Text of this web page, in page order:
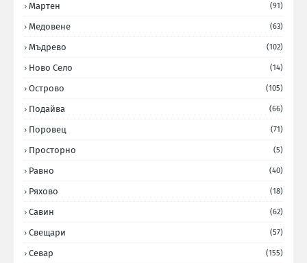
Мартен (91)
Медовене (63)
Мъдрево (102)
Ново Село (14)
Острово (105)
Подайва (66)
Поровец (71)
Просторно (5)
Равно (40)
Ряхово (18)
Савин (62)
Свещари (57)
Севар (155)